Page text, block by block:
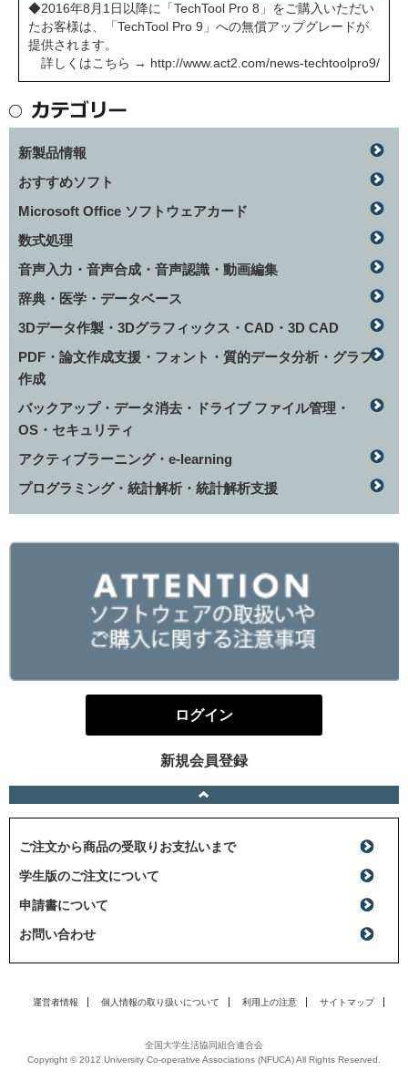
◆2016年8月1日以降に「TechTool Pro 8」をご購入いただい
たお客様は、「TechTool Pro 9」への無償アップグレードが
提供されます。
詳しくはこちら → http://www.act2.com/news-techtoolpro9/
新製品情報
おすすめソフト
Microsoft Office ソフトウェアカード
数式処理
音声入力・音声合成・音声認識・動画編集
辞典・医学・データベース
3Dデータ作製・3Dグラフィックス・CAD・3D CAD
PDF・論文作成支援・フォント・質的データ分析・グラフ
作成
バックアップ・データ消去・ドライブ ファイル管理・
OS・セキュリティ
アクティブラーニング・e-learning
プログラミング・統計解析・統計解析支援
ログイン
新規会員登録
ご注文から商品の受取りお支払いまで
学生版のご注文について
申請書について
お問い合わせ
運営者情報 個人情報の取り扱いについて 利用上の注意 サイトマップ
全国大学生活協同組合連合会
Copyright © 2012 University Co-operative Associations (NFUCA) All Rights Reserved.